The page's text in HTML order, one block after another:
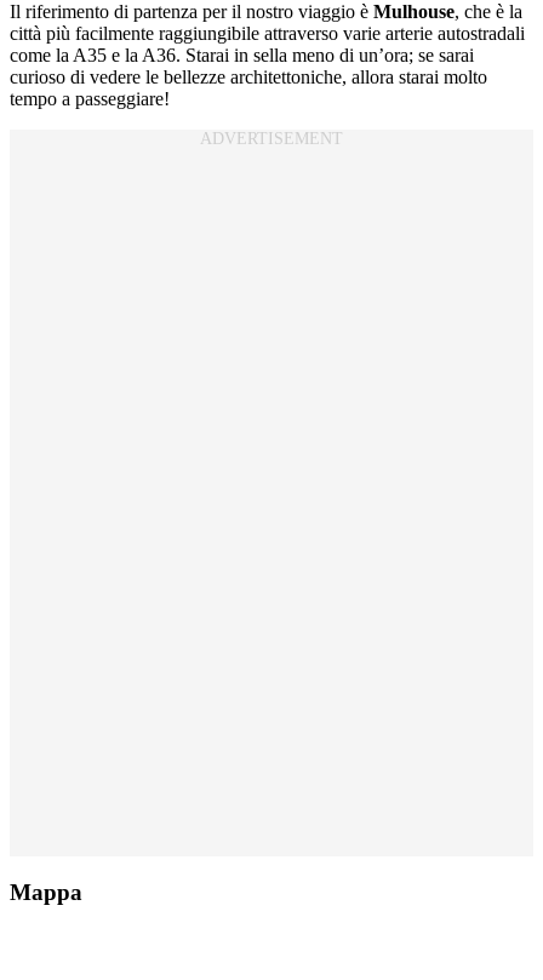
Il riferimento di partenza per il nostro viaggio è Mulhouse, che è la
città più facilmente raggiungibile attraverso varie arterie autostradali
come la A35 e la A36. Starai in sella meno di un’ora; se sarai
curioso di vedere le bellezze architettoniche, allora starai molto
tempo a passeggiare!
Mappa